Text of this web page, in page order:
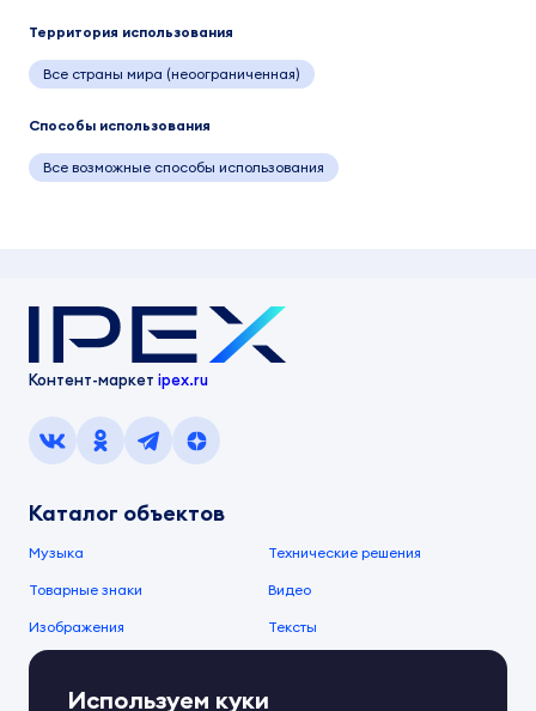
Территория использования
Все страны мира (неоограниченная)
Способы использования
Все возможные способы использования
Контент-маркет ipex.ru
Каталог объектов
Музыка Технические решения
Товарные знаки Видео
Изображения Тексты
О компании
О сервисеИспользуем куки